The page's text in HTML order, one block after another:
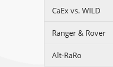
CaEx vs. WILD
Ranger & Rover
Alt-RaRo